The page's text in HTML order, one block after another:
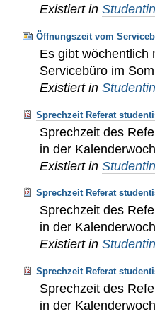
Existiert in
Öffnungszeit vom
Es gibt wöchentlich
Servicebüro im
Existiert in
Sprechzeit Referat
Sprechzeit des
in der
Existiert in
Sprechzeit Referat
Sprechzeit des
in der
Existiert in
Sprechzeit Referat
Sprechzeit des
in der